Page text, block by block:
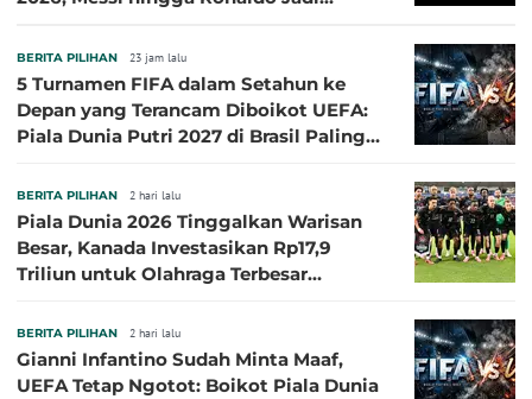
BERITA PILIHAN 23 jam lalu
5 Turnamen FIFA dalam Setahun ke
Depan yang Terancam Diboikot UEFA:
Piala Dunia Putri 2027 di Brasil Paling
BERITA PILIHAN 2 hari lalu
Piala Dunia 2026 Tinggalkan Warisan
Besar, Kanada Investasikan Rp17,9
Triliun untuk Olahraga Terbesar
BERITA PILIHAN 2 hari lalu
Gianni Infantino Sudah Minta Maaf,
UEFA Tetap Ngotot: Boikot Piala Dunia